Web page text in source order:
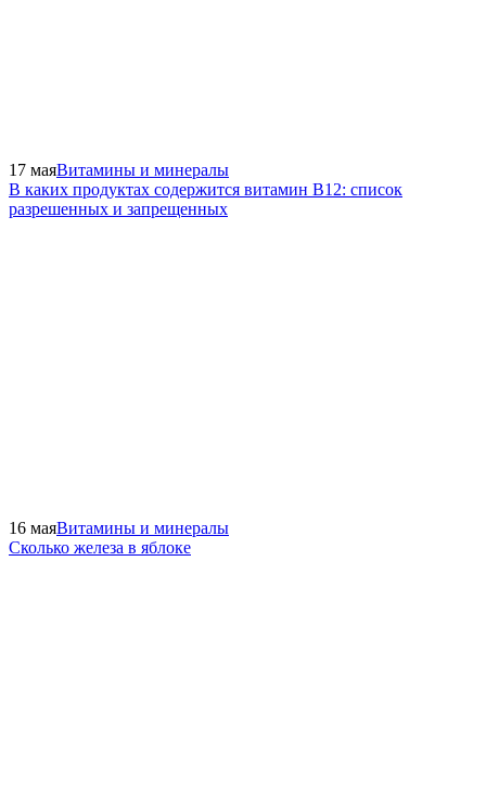
17 маяВитамины и минералы
В каких продуктах содержится витамин В12: список
разрешенных и запрещенных
16 маяВитамины и минералы
Сколько железа в яблоке